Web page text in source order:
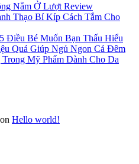
Hiện
Nằm Ở Lượt Review
Thạo Bí Kíp Cách Tắm Cho
Điều Bé Muốn Bạn Thấu Hiểu
Quả Giúp Ngủ Ngon Cả Đêm
Mỹ Phẩm Dành Cho Da
Hello world!